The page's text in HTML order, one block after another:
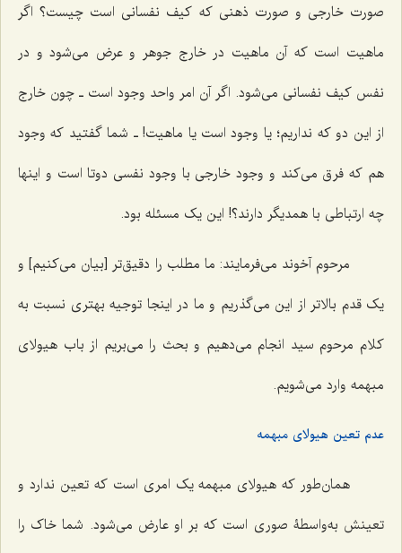
صورت خارجی و صورت ذهنی که کیف نفسانی است چیست؟ اگر
ماهیت است که آن ماهیت در خارج جوهر و عرض می‌شود و در
نفس کیف نفسانی می‌شود. اگر آن امر واحد وجود است ـ چون خارج
از این دو که نداریم؛ یا وجود است یا ماهیت! ـ شما گفتید که وجود
هم که فرق می‌کند و وجود خارجی با وجود نفسی دوتا است و اینها
چه ارتباطی با همدیگر دارند؟! این یک مسئله بود.
مرحوم آخوند می‌فرمایند: ما مطلب را دقیق‌تر [بیان می‌کنیم] و
یک قدم بالاتر از این می‌گذریم و ما در اینجا توجیه بهتری نسبت به
کلام مرحوم سید انجام می‌دهیم و بحث را می‌بریم از باب هیولای
مبهمه وارد می‌شویم.
عدم تعین هیولای مبهمه
همان‌طور که هیولای مبهمه یک امری است که تعین ندارد و
تعینش به‌واسطۀ صوری است که بر او عارض می‌شود. شما خاک را